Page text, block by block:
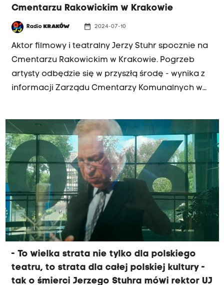
Cmentarzu Rakowickim w Krakowie
Radio KRAKÓW date_range 2024-07-10
Aktor filmowy i teatralny Jerzy Stuhr spocznie na
Cmentarzu Rakowickim w Krakowie. Pogrzeb
artysty odbędzie się w przyszłą środę - wynika z
informacji Zarządu Cmentarzy Komunalnych w
- To wielka strata nie tylko dla polskiego
teatru, to strata dla całej polskiej kultury -
tak o śmierci Jerzego Stuhra mówi rektor UJ